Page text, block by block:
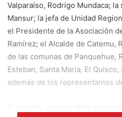
Valparaíso, Rodrigo Mundaca;
Mansur; la jefa de Unidad
el Presidente de la Asociación
Ramírez; el Alcalde de Catemu,
de las comunas de Panquehue,
Esteban, Santa María, El
además de los representantes